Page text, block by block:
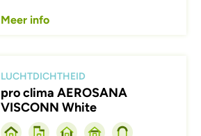
Meer info
LUCHTDICHTHEID
pro clima AEROSANA
VISCONN White